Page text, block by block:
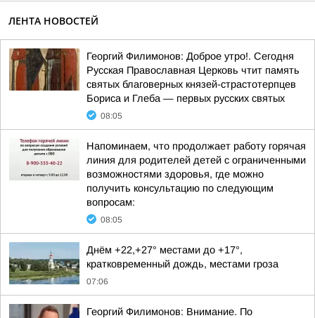
ЛЕНТА НОВОСТЕЙ
Георгий Филимонов: Доброе утро!. Сегодня
Русская Православная Церковь чтит память
святых благоверных князей-страстотерпцев
Бориса и Глеба — первых русских святых
08:05
Напоминаем, что продолжает работу горячая
линия для родителей детей с ограниченными
возможностями здоровья, где можно
получить консультацию по следующим
вопросам:
08:05
Днём +22,+27° местами до +17°,
кратковременный дождь, местами гроза
07:06
Георгий Филимонов: Внимание. По